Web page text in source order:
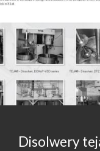
Disolwery